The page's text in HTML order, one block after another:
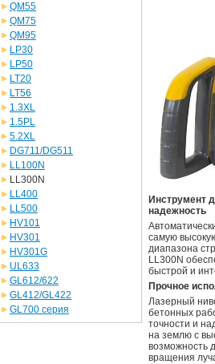
QM55
QM75
QM95
LP30
LP50
LT20
LT56
1.3XL
1.5PL
5.2XL
DG711/DG511
LL100N
LL300N
LL400
LL500
HV101
HV301
HV301G
UL633
GL612/622
GL412/GL422
GL700 серия
Инструмент
надежность
самую
диапазона
LL300N
быстрой и
Прочное
Лазерный
бетонных
точности и
на землю с
возможность
вращения